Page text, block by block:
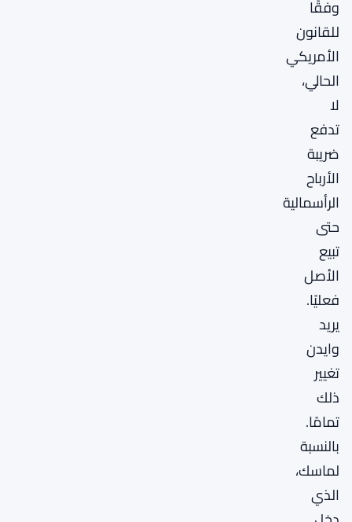
وفقًا
للقانون
الأمريكي
الحالي،
لا
تدفع
ضريبة
الأرباح
الرأسمالية
حتى
تبيع
الأصل
فعليًا.
يريد
وايدن
تغيير
ذلك
تمامًا.
بالنسبة
لماسك،
الذي